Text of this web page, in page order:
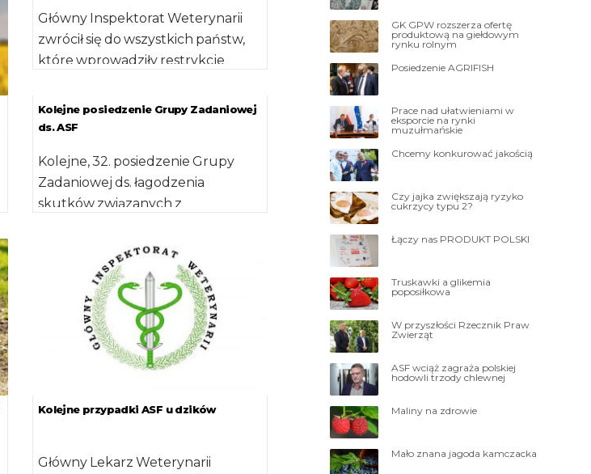
Główny Inspektorat Weterynarii
zwrócił się do wszystkich państw,
które wprowadziły restrykcje
wnioskiem o ich zniesienie. […]
Kolejne posiedzenie Grupy Zadaniowej
ds. ASF
Kolejne, 32. posiedzenie Grupy
Zadaniowej ds. łagodzenia
skutków związanych z
afrykańskiego pomoru świń
odbyło się 19 lipca br. […]
Kolejne przypadki ASF u dzików
Główny Lekarz Weterynarii
GK GPW rozszerza ofertę
produktową na giełdowym
rynku rolnym
Posiedzenie AGRIFISH
Prace nad ułatwieniami w
eksporcie na rynki
muzułmańskie
Chcemy konkurować jakością
Czy jajka zwiększają ryzyko
cukrzycy typu 2?
Łączy nas PRODUKT POLSKI
Truskawki a glikemia
poposiłkowa
W przyszłości Rzecznik Praw
Zwierząt
ASF wciąż zagraża polskiej
hodowli trzody chlewnej
Maliny na zdrowie
Mało znana jagoda kamczacka